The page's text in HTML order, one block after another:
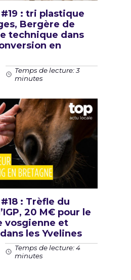
: tri plastique
Bergère de
technique dans
en
Temps de lecture: 3
minutes
: Trèfle du
20 M€ pour le
vosgienne et
les Yvelines
Temps de lecture: 4
minutes